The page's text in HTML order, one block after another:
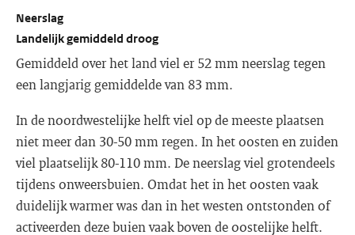
Neerslag
Landelijk gemiddeld droog
Gemiddeld over het land viel er 52 mm neerslag tegen
een langjarig gemiddelde van 83 mm.
In de noordwestelijke helft viel op de meeste plaatsen
niet meer dan 30-50 mm regen. In het oosten en zuiden
viel plaatselijk 80-110 mm. De neerslag viel grotendeels
tijdens onweersbuien. Omdat het in het oosten vaak
duidelijk warmer was dan in het westen ontstonden of
activeerden deze buien vaak boven de oostelijke helft.